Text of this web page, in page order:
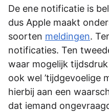
De ene notificatie is
dus Apple maakt
soorten meldingen.
notificaties. Ten
waar mogelijk
ook wel ’tijdgevoelige
hierbij aan een
dat iemand